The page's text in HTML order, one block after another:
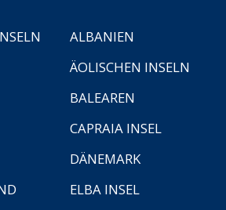
ALBANIEN
ÄOLISCHEN INSELN
BALEAREN
CAPRAIA INSEL
DÄNEMARK
ELBA INSEL